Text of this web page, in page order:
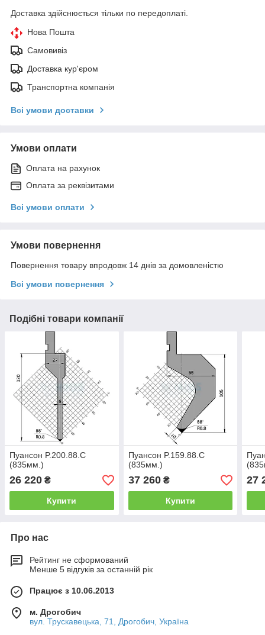
Доставка здійснюється тільки по передоплаті.
Нова Пошта
Самовивіз
Доставка кур'єром
Транспортна компанія
Всі умови доставки
Умови оплати
Оплата на рахунок
Оплата за реквізитами
Всі умови оплати
Умови повернення
Повернення товару впродовж 14 днів за домовленістю
Всі умови повернення
Подібні товари компанії
Пуансон P.200.88.C
(835мм.)
26 220 ₴
Купити
Пуансон P.159.88.C
(835мм.)
37 260₴
Купити
27
Про нас
Рейтинг не сформований
Менше 5 відгуків за останній рік
Працює з 10.06.2013
м. Дрогобич
вул. Трускавецька, 71, Дрогобич, Україна